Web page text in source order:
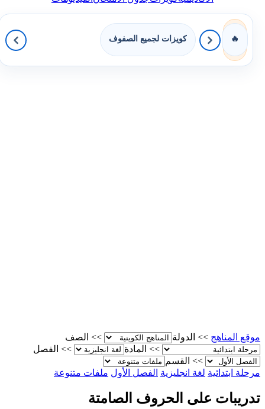
🔥 كويزات لجميع الصفوف
موقع المناهج >> الدولة >>
الصف
>>
المادة >>
الفصل
>>
القسم
مرحلة ابتدائية لغة انجليزية الفصل الأول ملفات متنوعة
تدريبات على الحروف الصامتة